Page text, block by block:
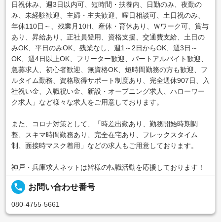
日祝休み、週3日以内可、短時間・扶養内、日勤のみ、夜勤の
み、未経験歓迎、主婦・主夫歓迎、曜日相談可、土日祝のみ、
年休110日～、残業月10H、産休・育休あり、Ｗワーク可、賞与
あり、昇給あり、正社員登用、資格支援、交通費支給、土日の
みOK、平日のみOK、残業なし、週1～2日からOK、週3日～
OK、週4日以上OK、フリーター歓迎、パートアルバイト歓迎、
急募求人、初心者歓迎、無資格OK、短時間勤務の方も歓迎、フ
ルタイム勤務、資格取得サポート制度あり、完全週休907日、入
社祝い金、入職祝い金、新設・オープニング求人、ハローワー
ク求人」など様々な求人をご用意しております。
また、コロナ対策として、「時差出勤あり、勤務開始時期調
整、スキマ時間勤務あり、完全在宅あり、フレックスタイム
制、面接時マスク着用」などの求人もご用意しております。
神戸・兵庫求人ネットは皆様の転職活動を応援しております！
local_phone お問い合わせ番号
080-4755-5661